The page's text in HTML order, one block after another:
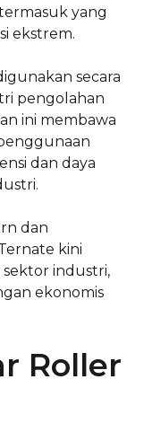
yang
ekstrem.
secara
pengolahan
ini membawa
dan daya
dan
kini
industri,
ekonomis
Roller